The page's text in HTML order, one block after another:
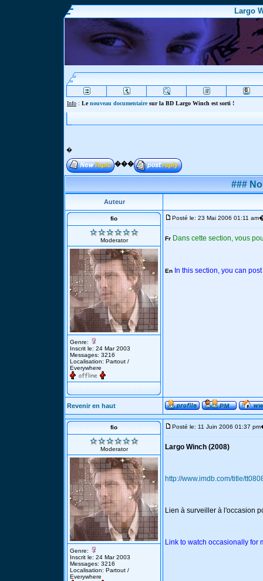
Largo
Info Webmaster :
�
���
###
Auteur
fio
Moderator
Genre:
Inscrit le: 24 Mar 2003
Messages: 3216
Localisation: Partout /
Everywhere
Posté le: 23 Mai 2006 01:11 am
Fr Dans cette section, vous
En In this section, you can
Revenir en haut
fio
Moderator
Genre:
Inscrit le: 24 Mar 2003
Messages: 3216
Localisation: Partout /
Everywhere
Posté le: 11 Juin 2006 01:37 pm
Largo Winch (2008)
http://www.imdb.com/title/
Lien à surveiller à l'occasion
Link to watch occasionally for